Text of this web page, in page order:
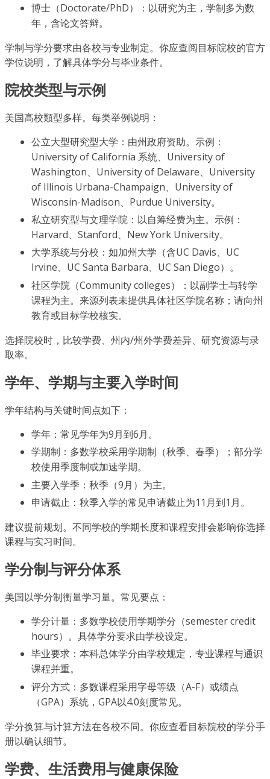
博士（Doctorate/PhD）：以研究为主，学制多为数
年，含论文答辩。
学制与学分要求由各校与专业制定。你应查阅目标院校的官方
学位说明，了解具体学分与毕业条件。
院校类型与示例
美国高校類型多样。每类举例说明：
公立大型研究型大学：由州政府资助。示例：
University of California 系统、University of
Washington、University of Delaware、University
of Illinois Urbana-Champaign、University of
Wisconsin-Madison、Purdue University。
私立研究型与文理学院：以自筹经费为主。示例：
Harvard、Stanford、New York University。
大学系统与分校：如加州大学（含UC Davis、UC
Irvine、UC Santa Barbara、UC San Diego）。
社区学院（Community colleges）：以副学士与转学
课程为主。来源列表未提供具体社区学院名称；请向州
教育或目标学校核实。
选择院校时，比较学费、州内/州外学费差异、研究资源与录
取率。
学年、学期与主要入学时间
学年结构与关键时间点如下：
学年：常见学年为9月到6月。
学期制：多数学校采用学期制（秋季、春季）；部分学
校使用季度制或加速学期。
主要入学季：秋季（9月）为主。
申请截止：秋季入学的常见申请截止为11月到1月。
建议提前规划。不同学校的学期长度和课程安排会影响你选择
课程与实习时间。
学分制与评分体系
美国以学分制衡量学习量。常见要点：
学分计量：多数学校使用学期学分（semester credit
hours）。具体学分要求由学校设定。
毕业要求：本科总体学分由学校规定，专业课程与通识
课程并重。
评分方式：多数课程采用字母等级（A-F）或绩点
（GPA）系统，GPA以4.0刻度常见。
学分换算与计算方法在各校不同。你应查看目标院校的学分手
册以确认细节。
学费、生活费用与健康保险